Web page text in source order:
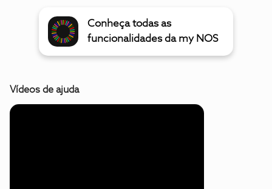
Conheça todas as
funcionalidades da my NOS
Vídeos de ajuda